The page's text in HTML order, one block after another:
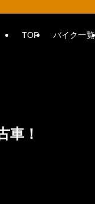
TOP バイク一覧
車！